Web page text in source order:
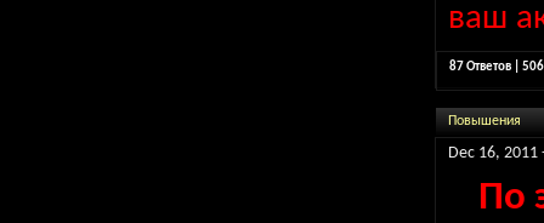
ваш
87 Ответов |
Повышения
Dec 16, 2011
По